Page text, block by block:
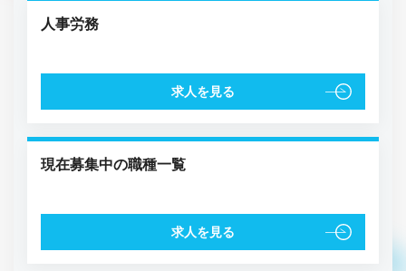
人事労務
求人を見る
現在募集中の職種一覧
求人を見る